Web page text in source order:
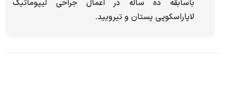
باسابقه ده ساله در اعمال جراحی لیپوماتیک
لاپاراسکوپی پستان و تیرویید.